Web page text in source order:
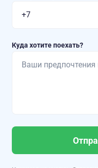
Куда хотите поехать?